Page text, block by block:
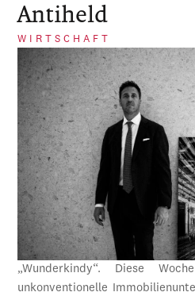
Antiheld
WIRTSCHAFT
„Wunderkindy“. Diese
unkonventionelle